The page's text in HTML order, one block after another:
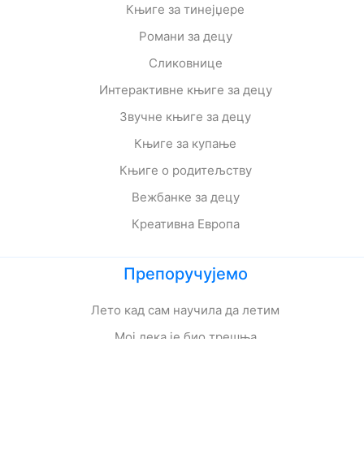
Књиге за тинејџере
Романи за децу
Сликовнице
Интерактивне књиге за децу
Звучне књиге за децу
Књиге за купање
Књиге о родитељству
Вежбанке за децу
Креативна Европа
Препоручујемо
Лето кад сам научила да летим
Мој дека је био трешња